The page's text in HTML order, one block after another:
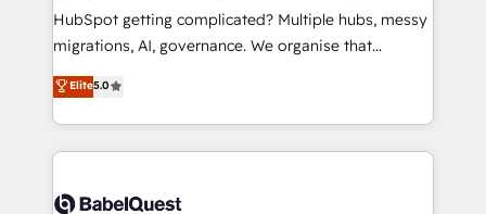
across ChatGPT, Claude, Perplexity, Gemini and
Google AI Overviews. HubSpot Impact Award -
Innovation HubSpot Impact Award - Platform
Migration Excellence HubSpot Impact Award -
accreditations with HubSpot.
HubSpot getting complicated? Multiple hubs, messy
migrations, AI, governance. We organise that
complexity, so your team can put HubSpot to work...
Welcome to our Profile! We help with: • CRM
implementation, reports, workflows, and team
training • CRM migration from Salesforce, Pipedrive,
custom API integrations with ERP (and other
Elite5.0